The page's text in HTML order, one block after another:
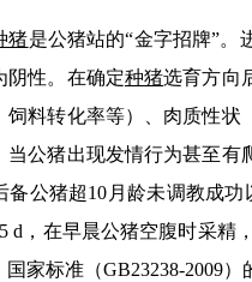
猪是公猪站的“金字招牌”
阴性。在确定种猪选育方向
饲料转化率等）、肉质性
当公猪出现发情行为甚至
备公猪超10月龄未调教成
d，在早晨公猪空腹时采精
家标准（GB23238-2009）